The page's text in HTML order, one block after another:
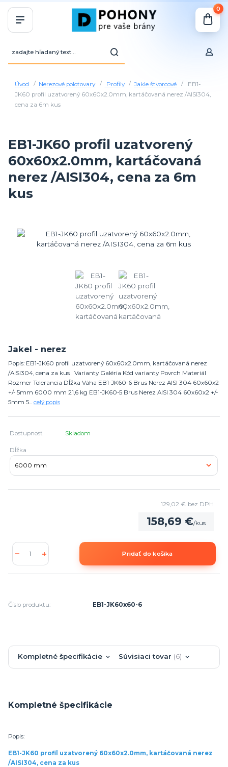
0
Úvod Nerezové polotovary Profily Jakle štvorcové
EB1-
JK60 profil uzatvorený 60x60x2.0mm, kartáčovaná nerez /AISI304,
cena za 6m kus
EB1-JK60 profil uzatvorený
60x60x2.0mm, kartáčovaná
nerez /AISI304, cena za 6m
kus
Jakel - nerez
Popis: EB1-JK60 profil uzatvorený 60x60x2.0mm, kartáčovaná nerez
/AISI304, cena za kus Varianty Galéria Kód varianty Povrch Materiál
Rozmer Tolerancia Dĺžka Váha EB1-JK60-6 Brus Nerez AISI 304 60x60x2
+/- 5mm 6000 mm 21,6 kg EB1-JK60-5 Brus Nerez AISI 304 60x60x2 +/-
5mm 5... celý popis
Dostupnosť Skladom
Dĺžka
158,69 €/kus
129,02 € bez DPH
Pridať do košíka
Číslo produktu: EB1-JK60x60-6
Kompletné špecifikácie Súvisiaci tovar 6
Kompletné špecifikácie
Popis:
EB1-JK60 profil uzatvorený 60x60x2.0mm, kartáčovaná nerez
/AISI304, cena za kus